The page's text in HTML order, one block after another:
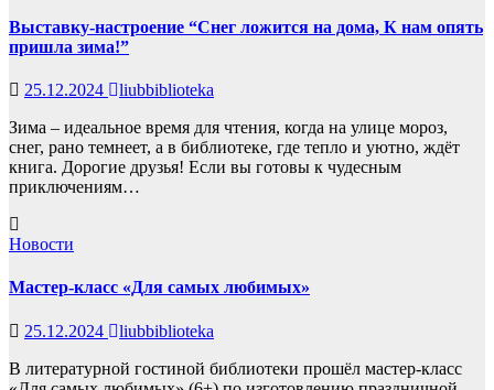
Выставку-настроение “Снег ложится на дома, К нам опять
пришла зима!”
25.12.2024
liubbiblioteka
Зима – идеальное время для чтения, когда на улице мороз,
снег, рано темнеет, а в библиотеке, где тепло и уютно, ждёт
книга. Дорогие друзья! Если вы готовы к чудесным
приключениям…
Новости
Мастер-класс «Для самых любимых»
25.12.2024
liubbiblioteka
В литературной гостиной библиотеки прошёл мастер-класс